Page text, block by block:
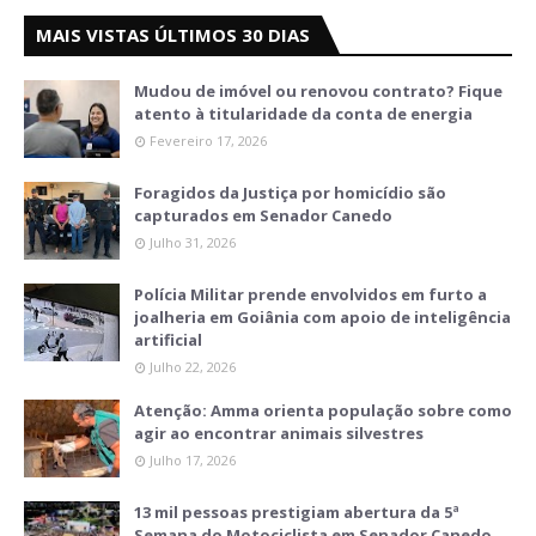
MAIS VISTAS ÚLTIMOS 30 DIAS
Mudou de imóvel ou renovou contrato? Fique
atento à titularidade da conta de energia
Fevereiro 17, 2026
Foragidos da Justiça por homicídio são
capturados em Senador Canedo
Julho 31, 2026
Polícia Militar prende envolvidos em furto a
joalheria em Goiânia com apoio de inteligência
artificial
Julho 22, 2026
Atenção: Amma orienta população sobre como
agir ao encontrar animais silvestres
Julho 17, 2026
13 mil pessoas prestigiam abertura da 5ª